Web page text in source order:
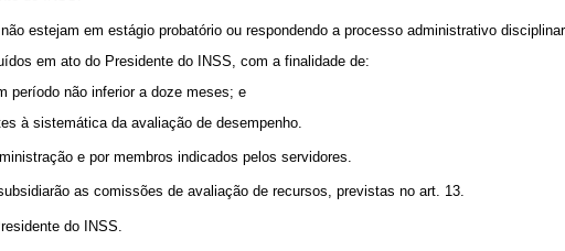
estejam em estágio probatório ou respondendo a processo administrativo disciplinar.
em ato do Presidente do INSS, com a finalidade de:
período não inferior a doze meses; e
à sistemática da avaliação de desempenho.
e por membros indicados pelos servidores.
as comissões de avaliação de recursos, previstas no art. 13.
do INSS.